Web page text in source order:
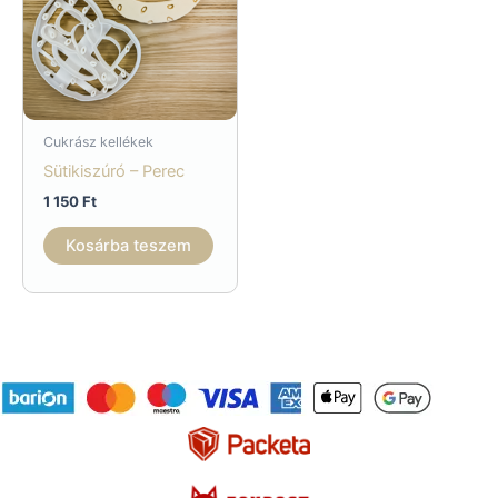
Cukrász kellékek
Sütikiszúró – Perec
1 150Ft
Kosárba teszem